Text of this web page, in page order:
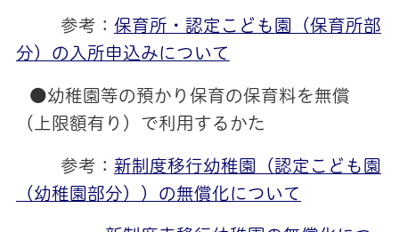
参考： 保育所・認定こども園（保育所部
分）の入所申込みについて
●幼稚園等の預かり保育の保育料を無償
（上限額有り）で利用するかた
参考： 新制度移行幼稚園（認定こども園
（幼稚園部分））の無償化について